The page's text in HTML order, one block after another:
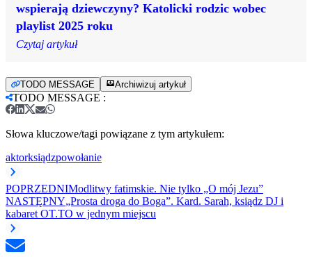
wspierają dziewczyny? Katolicki rodzic wobec
playlist 2025 roku
Czytaj artykuł
TODO MESSAGE Archiwizuj artykuł
TODO MESSAGE :
Słowa kluczowe/tagi powiązane z tym artykułem:
aktorksiądzpowołanie
POPRZEDNIModlitwy fatimskie. Nie tylko „O mój Jezu”
NASTĘPNY„Prosta droga do Boga”. Kard. Sarah, ksiądz DJ i
kabaret OT.TO w jednym miejscu